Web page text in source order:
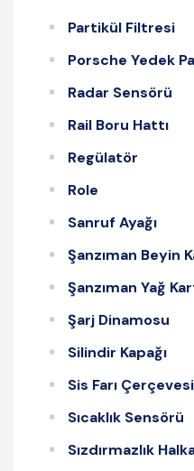
Partikül Filtresi
Porsche Yedek
Radar Sensörü
Rail Boru Hattı
Regülatör
Role
Sanruf Ayağı
Şanzıman Beyin
Şanzıman Yağ
Şarj Dinamosu
Silindir Kapağı
Sis Farı Çerçevesi
Sıcaklık Sensörü
Sızdırmazlık